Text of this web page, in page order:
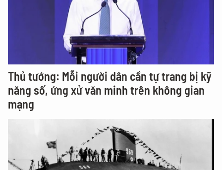
Thủ tướng: Mỗi người dân cần tự trang bị kỹ
năng số, ứng xử văn minh trên không gian
mạng